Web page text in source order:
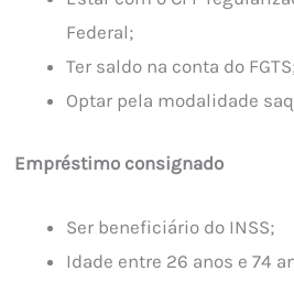
Federal;
Ter saldo na conta do
Optar pela modalidade
Empréstimo consignado
Ser beneficiário do INSS;
Idade entre 26 anos e 74